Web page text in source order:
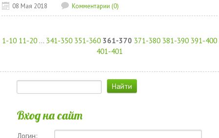
08 Мая 2018
Комментарии (0)
1-10 11-20 ... 341-350 351-360 361-370 371-380 381-390 391-400
401-401
Вход на сайт
Логин: